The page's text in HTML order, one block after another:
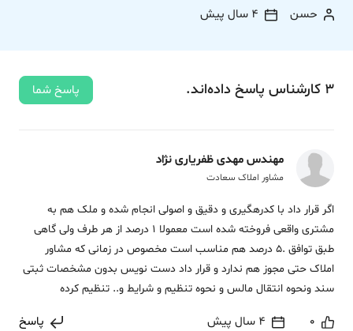
حسن 4 سال پیش
3 کارشناس پاسخ داده‌اند. پاسخ شما
مهندس مهدی ظفریاری نژاد
مشاور املاک سعادت
اگر قرار داد با کدرهگیری و دقیق و اصولی انجام شده و ملک هم به
مشتری واقعی فروخته شده است معمولا 1 درصد از هر طرف ولی گاهی
طبق توافق .5 درصد هم مناسب است مخصوص در زمانی که مشاور
املاک حتی مجوز هم ندارد و قرار داد دست نویس بدون مشخصات ثبتی
سند ونحوه انتقال مالس و نحوه تنظیم و شرایط و.. تنظیم کرده
0 4 سال پیش پاسخ